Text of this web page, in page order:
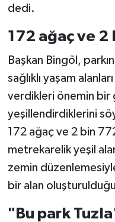
dedi.
172 ağaç ve 2
Başkan Bingöl,
sağlıklı yaşam
verdikleri önemin bir
yeşillendirdiklerini
172 ağaç ve 2 bin
metrekarelik yeşil
zemin
bir alan
"Bu park